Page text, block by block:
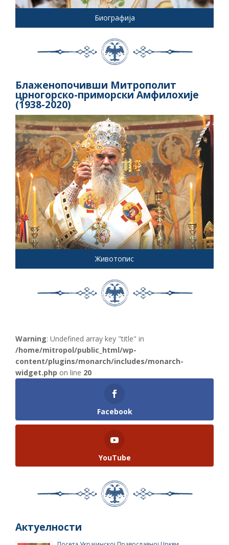
Биографија
Блаженопочивши Митрополит
црногорско-приморски Амфилохије
(1938-2020)
Животопис
Warning: Undefined array key "title" in
/home/mitropol/public_html/wp-
content/plugins/monarch/includes/monarch-
widget.php on line 20
Facebook
YouTube
Актуелности